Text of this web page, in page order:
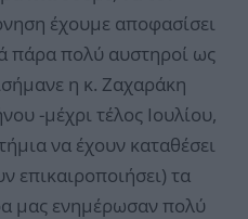
έχουμε αποφασίσει
πάρα πολύ αυστηροί ως
η κ. Ζαχαράκη
-μέχρι τέλος Ιουλίου,
να έχουν καταθέσει
επικαιροποιήσει) τα
μας ενημέρωσαν πολύ